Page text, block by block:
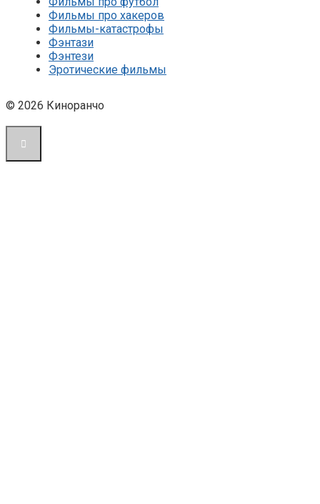
Фильмы про хакеров
Фильмы-катастрофы
Фэнтази
Фэнтези
Эротические фильмы
© 2026 Киноранчо